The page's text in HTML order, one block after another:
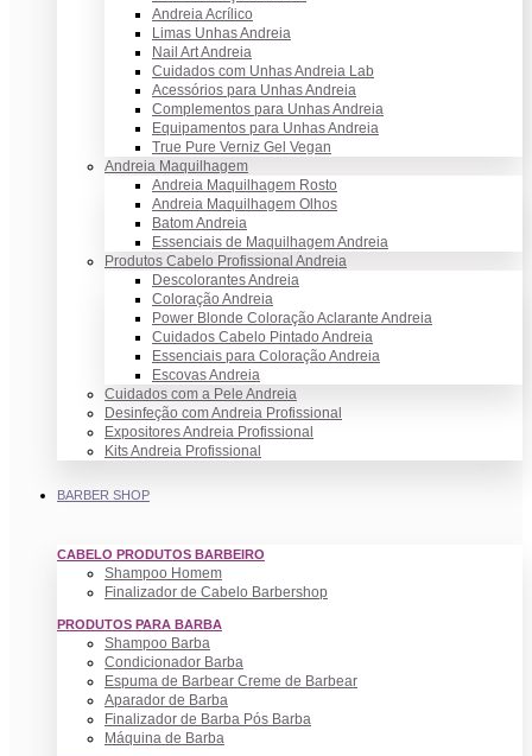
Andreia Acrílico
Limas Unhas Andreia
Nail Art Andreia
Cuidados com Unhas Andreia Lab
Acessórios para Unhas Andreia
Complementos para Unhas Andreia
Equipamentos para Unhas Andreia
True Pure Verniz Gel Vegan
Andreia Maquilhagem
Andreia Maquilhagem Rosto
Andreia Maquilhagem Olhos
Batom Andreia
Essenciais de Maquilhagem Andreia
Produtos Cabelo Profissional Andreia
Descolorantes Andreia
Coloração Andreia
Power Blonde Coloração Aclarante Andreia
Cuidados Cabelo Pintado Andreia
Essenciais para Coloração Andreia
Escovas Andreia
Cuidados com a Pele Andreia
Desinfeção com Andreia Profissional
Expositores Andreia Profissional
Kits Andreia Profissional
BARBER SHOP
CABELO PRODUTOS BARBEIRO
Shampoo Homem
Finalizador de Cabelo Barbershop
PRODUTOS PARA BARBA
Shampoo Barba
Condicionador Barba
Espuma de Barbear Creme de Barbear
Aparador de Barba
Finalizador de Barba Pós Barba
Máquina de Barba